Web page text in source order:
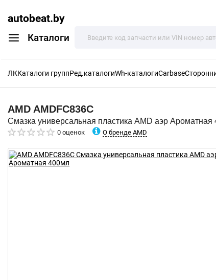
autobeat.by
Каталоги
ЛККаталоги группРед.каталогиWh-каталогиCarbase
AMD AMDFC836C
Смазка универсальная пластика AMD аэр Ароматная
0 оценок О бренде AMD